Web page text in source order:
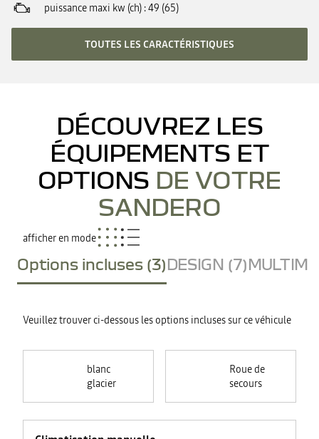
puissance maxi kw (ch) 49 (65)
TOUTES LES CARACTÉRISTIQUES
DÉCOUVREZ LES
ÉQUIPEMENTS ET
OPTIONS DE VOTRE
SANDERO
afficher en mode
Options incluses (3)DESIGN (7)
Veuillez trouver ci-dessous les options incluses sur ce véhicule
blanc
glacier
Roue de
secours